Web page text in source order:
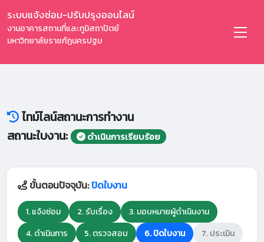
ระบบแจ้งซ่อม-ปรับปรุงออนไลน์
งานอาคารสถานที่และภูมิสถาปัตย์
มหาวิทยาลัยราชภัฏนครปฐม
ไทม์ไลน์สถานะการทำงาน
สถานะใบงาน:
ดำเนินการเรียบร้อย
ขั้นตอนปัจจุบัน:ปิดใบงาน
1. แจ้งซ่อม 2. รับเรื่อง
3. มอบหมายผู้ดำเนินงาน
4. ดำเนินการ
5. ตรวจสอบ 6. ปิดใบงาน 7. ประเมิน